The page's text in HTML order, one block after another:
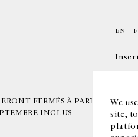
We
site,
FERMÉS À PARTIR
INCLUS
EN